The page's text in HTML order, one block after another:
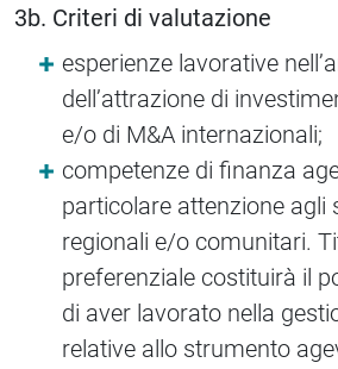
3b. Criteri di valutazione
esperienze lavorative
dell’attrazione di
e/o di M&A internazionali;
competenze di finanza
particolare attenzione agli
regionali e/o comunitari.
preferenziale costituirà il
di aver lavorato nella
relative allo strumento